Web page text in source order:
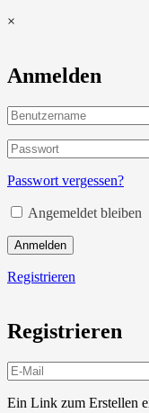
×
Anmelden
Passwort vergessen?
Angemeldet bleiben
Anmelden
Registrieren
Registrieren
Ein Link zum Erstellen